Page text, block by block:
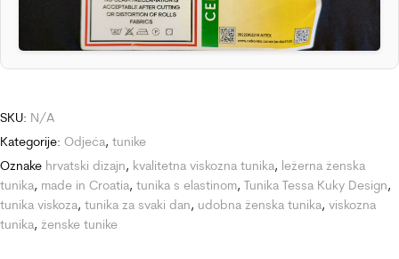
SKU: N/A
Kategorije: Odjeća, tunike
Oznake hrvatski dizajn, kvalitetna viskozna tunika, ležerna ženska
tunika, made in Croatia, tunika s elastinom, Tunika Tessa Kuky Design,
tunika viskoza, tunika za svaki dan, udobna ženska tunika, viskozna
tunika, ženske tunike